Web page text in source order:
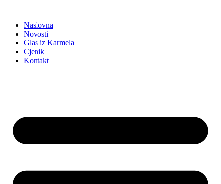
sadržajNaslovna
Novosti
Glas iz Karmela
Cjenik
Kontakt